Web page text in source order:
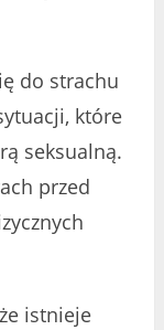
do strachu
które
seksualną.
przed
istnieje